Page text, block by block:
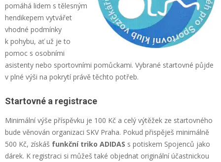
pomáhá lidem s tělesným
hendikepem vytvářet
vhodné podmínky
k pohybu, ať už je to
pomoc s osobními
asistenty nebo sportovními pomůckami. Vybrané startovné půjde
v plné výši na pokrytí právě těchto potřeb.
Startovné a registrace
Minimální výše příspěvku je 100 Kč a celý výtěžek ze startovného
bude věnován organizaci SKV Praha. Pokud přispěješ minimálně
500 Kč, získáš funkční triko ADIDAS s potiskem Spojenců jako
dárek. K registraci si můžeš také objednat originální účastnickou